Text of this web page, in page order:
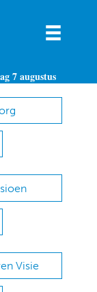
7 augustus
Visie